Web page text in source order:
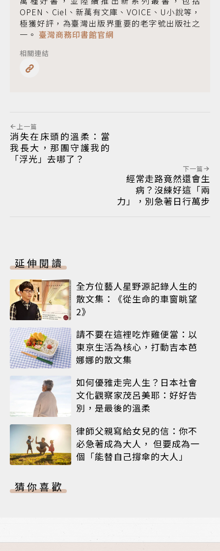
OPEN、Ciel、新萬有文庫、VOICE、U小說等，
極獲好評，為臺灣出版界重要的老字號出版社之
一。 臺灣商務印書館官網
相關連結
上一篇
消失在床頭的溫柔：當
我長大，那團守護我的
「浮光」去哪了？
下一篇
經常走路竟然還會生
病？沒練好這「兩
力」，別急著日行萬步
延伸閱讀
全方位藝人星野源記錄人生的
散文集：《從生命的車窗眺望
2》
請不要在這裡吃炸雞便當：以
東京生活為核心，打動吉本芭
娜娜的散文集
如何優雅走完人生？日本社會
文化觀察家茂呂美耶：好好告
別，是最後的溫柔
律師父親寫給女兒的信：你不
必急著成為大人， 但要成為一
個「能替自己撐傘的大人」
猜你喜歡